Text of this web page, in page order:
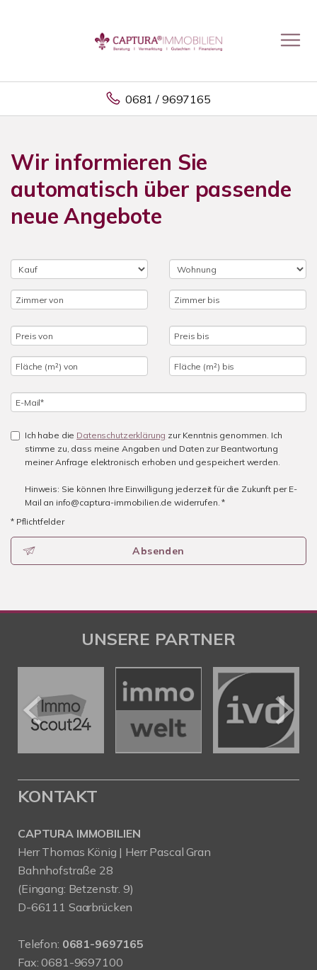
0681 / 9697165
Wir informieren Sie
automatisch über passende
neue Angebote
Ich habe die Datenschutzerklärung zur Kenntnis genommen. Ich
stimme zu, dass meine Angaben und Daten zur Beantwortung
meiner Anfrage elektronisch erhoben und gespeichert werden.
Hinweis: Sie können Ihre Einwilligung jederzeit für die Zukunft per E-
Mail an info@captura-immobilien.de widerrufen. *
* Pflichtfelder
Absenden
UNSERE PARTNER
KONTAKT
CAPTURA IMMOBILIEN
Herr Thomas König | Herr Pascal Gran
Bahnhofstraße 28
(Eingang: Betzenstr. 9)
D-66111 Saarbrücken
Telefon: 0681-9697165
Fax: 0681-9697100